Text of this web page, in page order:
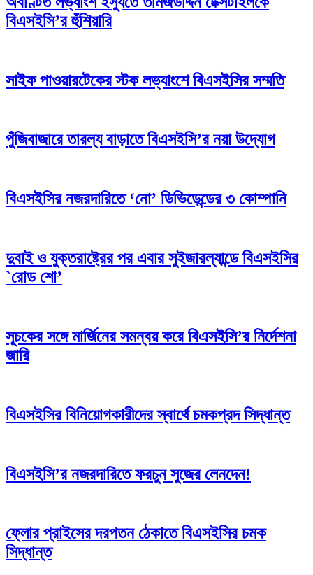
বিএসইসি’র হুঁশিয়ারি
সাইফ পাওয়ারটেকের স্টক লভ্যাংশে বিএসইসির সম্মতি
পুঁজিবাজারে তারল্য বাড়াতে বিএসইসি’র নয়া উদ্যোগ
বিএসইসির নজরদারিতে ‘নো’ ডিভিডেন্ডের ৩ কোম্পানি
দুবাই ও যুক্তরাষ্ট্রের পর এবার সুইজারল্যান্ডে বিএসইসির
`রোড শো’
সূচকের সঙ্গে মার্জিনের সমন্বয় করে বিএসইসি’র নির্দেশনা
জারি
বিএসইসির বিনিয়োগকারীদের স্বার্থে চমকপ্রদ সিদ্ধান্ত
বিএসইসি’র নজরদারিতে ফরচুন সুজের লেনদেন!
ফ্লোর প্রাইসের দরপতন ঠেকাতে বিএসইসির চমক
সিদ্ধান্ত